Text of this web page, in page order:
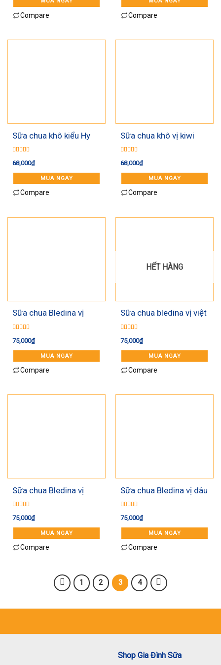
Compare Compare
Sữa chua khô kiểu Hy
Lạp Kiwigarden 20g
Được xếp
hạng5.00
68,000₫
MUA NGAY
Compare
Sữa chua khô vị kiwi
vàng Kiwigarden 20g
Được xếp
hạng5.00
68,000₫
MUA NGAY
Compare
Sữa chua Bledina vị
xoài
hạng5.00
75,000₫
MUA NGAY
Compare
HẾT HÀNG
Sữa chua bledina vị việt
quất
hạng5.00
75,000₫
MUA NGAY
Compare
Sữa chua Bledina vị
chuối
Được xếp
hạng5.00
75,000₫
MUA NGAY
Compare
Sữa chua Bledina vị dâu
Được xếp
hạng5.00
75,000₫
MUA NGAY
Compare
1 2 3 4
Shop Gia Đình Sữa